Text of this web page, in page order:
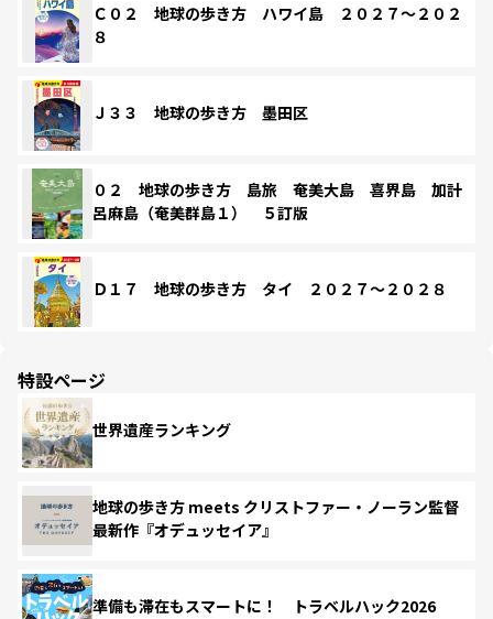
Ｃ０２ 地球の歩き方 ハワイ島 ２０２７～２０２
８
Ｊ３３ 地球の歩き方 墨田区
０２ 地球の歩き方 島旅 奄美大島 喜界島 加計
呂麻島（奄美群島１） ５訂版
Ｄ１７ 地球の歩き方 タイ ２０２７～２０２８
特設ページ
世界遺産ランキング
地球の歩き方 meets クリストファー・ノーラン監督
最新作『オデュッセイア』
準備も滞在もスマートに！ トラベルハック2026